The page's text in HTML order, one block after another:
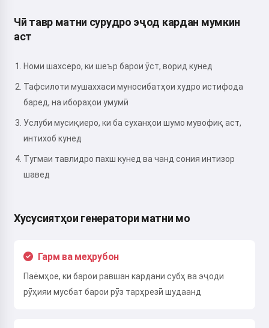
Чӣ тавр матни сурудро эҷод кардан мумкин
аст
Номи шахсеро, ки шеър барои ӯст, ворид кунед
Тафсилоти мушаххаси муносибатҳои худро истифода
баред, на ибораҳои умумӣ
Услуби мусиқиеро, ки ба суханҳои шумо мувофиқ аст,
интихоб кунед
Тугмаи тавлидро пахш кунед ва чанд сония интизор
шавед
Хусусиятҳои генератори матни мо
Гарм ва меҳрубон
Паёмҳое, ки барои равшан кардани субҳ ва эҷоди
рӯҳияи мусбат барои рӯз тарҳрезӣ шудаанд